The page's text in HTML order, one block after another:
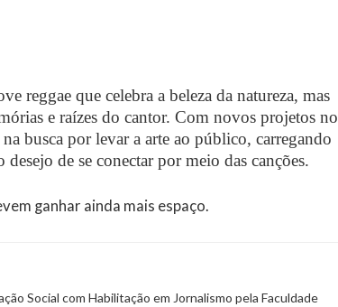
reggae que celebra a beleza da natureza, mas
e raízes do cantor.Com novos projetos no
busca por levar a arte ao público, carregando
de se conectar por meio das canções.
ganhar ainda mais espaço.
Social com Habilitação em Jornalismo pela Faculdade